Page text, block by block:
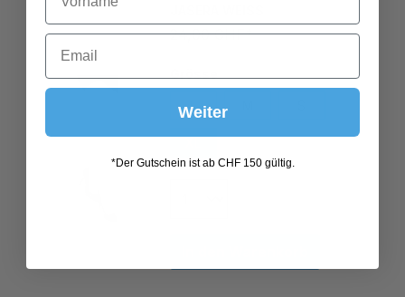
L M S
Weiter
*Der Gutschein ist ab CHF 150 gültig.